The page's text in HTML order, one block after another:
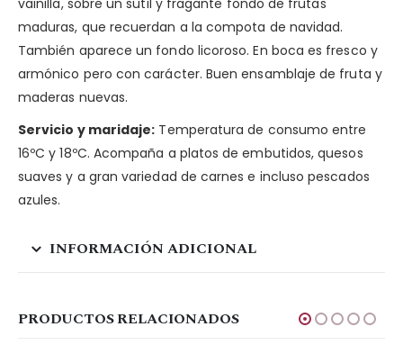
vainilla, sobre un sutil y fragante fondo de frutas
maduras, que recuerdan a la compota de navidad.
También aparece un fondo licoroso. En boca es fresco y
armónico pero con carácter. Buen ensamblaje de fruta y
maderas nuevas.
Servicio y maridaje: Temperatura de consumo entre
16ºC y 18ºC. Acompaña a platos de embutidos, quesos
suaves y a gran variedad de carnes e incluso pescados
azules.
INFORMACIÓN ADICIONAL
PRODUCTOS RELACIONADOS